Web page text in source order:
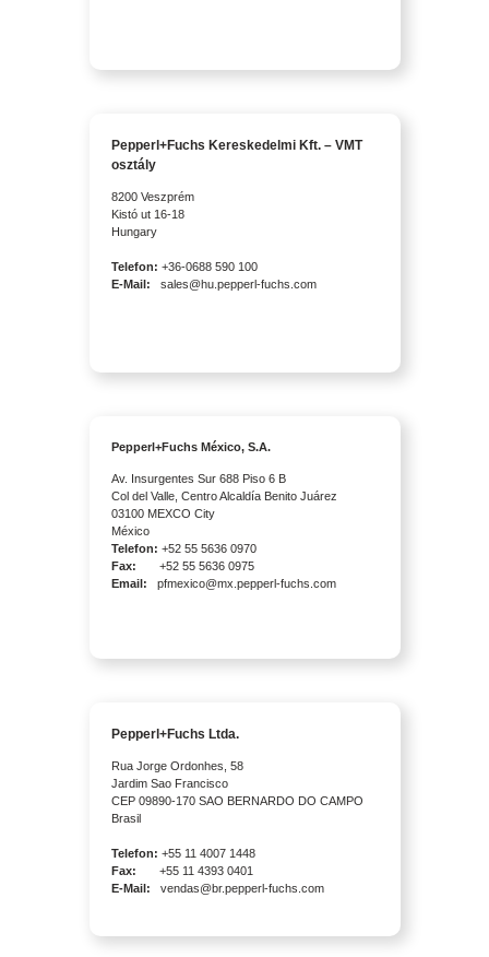
Pepperl+Fuchs Kereskedelmi Kft. – VMT
osztály
8200 Veszprém
Kistó ut 16-18
Hungary
Telefon: +36-0688 590 100
E-Mail: sales@hu.pepperl-fuchs.com
Pepperl+Fuchs México, S.A.
Av. Insurgentes Sur 688 Piso 6 B
Col del Valle, Centro Alcaldía Benito Juárez
03100 MEXCO City
México
Telefon: +52 55 5636 0970
Fax: +52 55 5636 0975
Email:
pfmexico@mx.pepperl-fuchs.com
Pepperl+Fuchs Ltda.
Rua Jorge Ordonhes, 58
Jardim Sao Francisco
CEP 09890-170 SAO BERNARDO DO CAMPO
Brasil
Telefon: +55 11 4007 1448
Fax:
+55 11 4393 0401
E-Mail: vendas@br.pepperl-fuchs.com